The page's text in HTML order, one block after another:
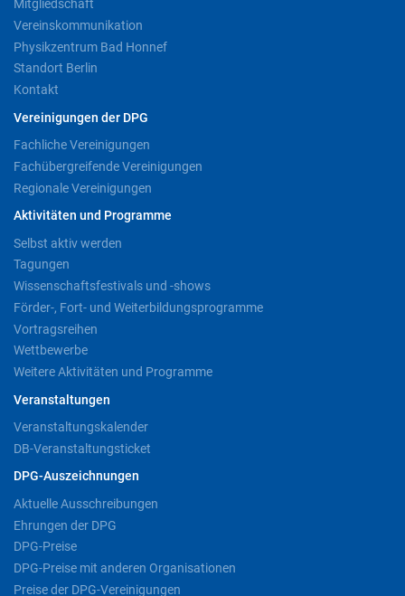
Mitgliedschaft
Vereinskommunikation
Physikzentrum Bad Honnef
Standort Berlin
Kontakt
Vereinigungen der DPG
Fachliche Vereinigungen
Fachübergreifende Vereinigungen
Regionale Vereinigungen
Aktivitäten und Programme
Selbst aktiv werden
Tagungen
Wissenschaftsfestivals und -shows
Förder-, Fort- und Weiterbildungsprogramme
Vortragsreihen
Wettbewerbe
Weitere Aktivitäten und Programme
Veranstaltungen
Veranstaltungskalender
DB-Veranstaltungsticket
DPG-Auszeichnungen
Aktuelle Ausschreibungen
Ehrungen der DPG
DPG-Preise
DPG-Preise mit anderen Organisationen
Preise der DPG-Vereinigungen